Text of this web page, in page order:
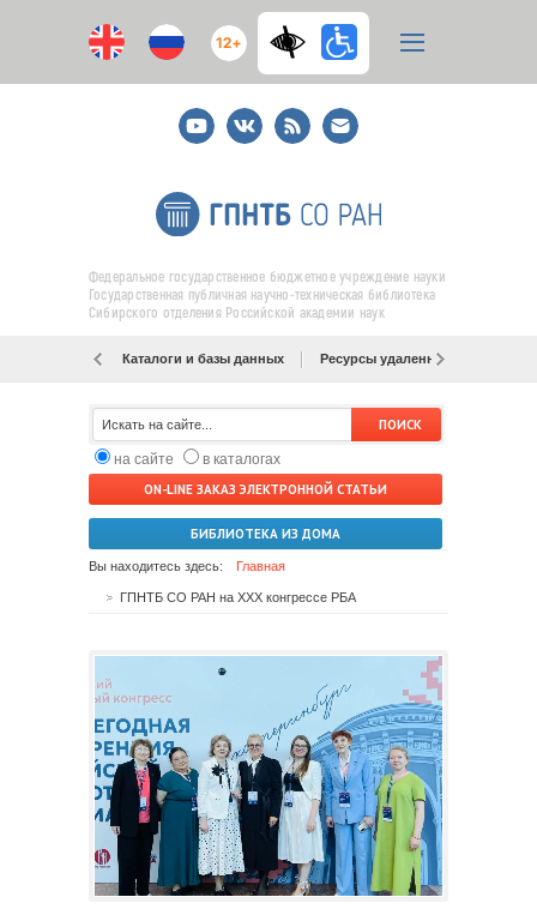
12+
YoutubeВКонтакте
RSS
E-
mail
подписка
Федеральное государственное бюджетное учреждение науки
Государственная публичная научно-техническая библиотека
Сибирского отделения Российской академии наук
Каталоги и базы данных Ресурсы удаленного доступа
на сайте
в каталогах
ON-LINE ЗАКАЗ ЭЛЕКТРОННОЙ СТАТЬИ
БИБЛИОТЕКА ИЗ ДОМА
Вы находитесь здесь: Главная
ГПНТБ СО РАН на XXX конгрессе РБА